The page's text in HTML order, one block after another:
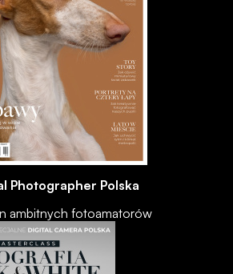
Photographer Polska
ambitnych fotoamatorów